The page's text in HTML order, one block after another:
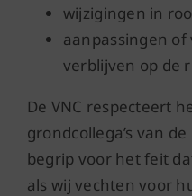
wijzigingen in
aanpassingen
verblijven op de
De VNC respecteert
grondcollega’s van
begrip voor het feit
als wij vechten voor